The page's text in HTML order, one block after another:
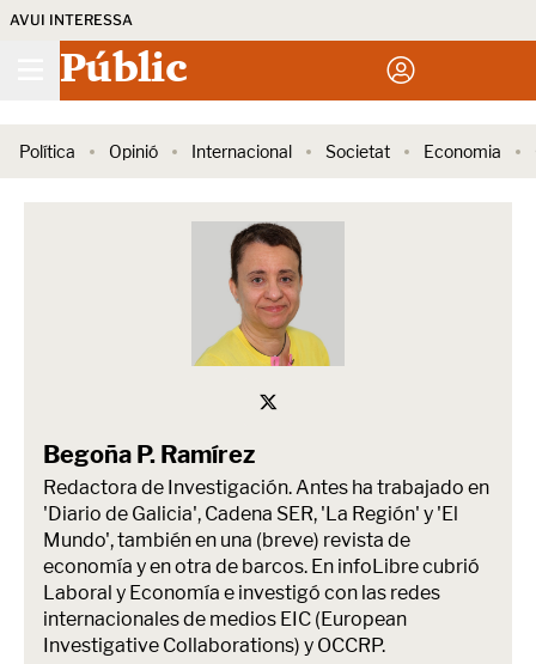
AVUI INTERESSA
Públic
Política Opinió Internacional Societat Economia
Begoña P. Ramírez
Redactora de Investigación. Antes ha trabajado en
'Diario de Galicia', Cadena SER, 'La Región' y 'El
Mundo', también en una (breve) revista de
economía y en otra de barcos. En infoLibre cubrió
Laboral y Economía e investigó con las redes
internacionales de medios EIC (European
Investigative Collaborations) y OCCRP.